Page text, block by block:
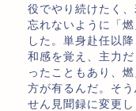
役でやり続けたく
忘れないように「
した。単身赴任以
和感を覚え、主力
ったこともあり、
方が有るんだ。そ
せん見聞録に変更